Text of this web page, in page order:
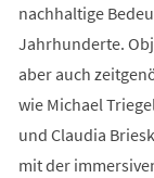
nachhaltige
Jahrhunderte.
aber auch
wie Michael
und Claudia
mit der